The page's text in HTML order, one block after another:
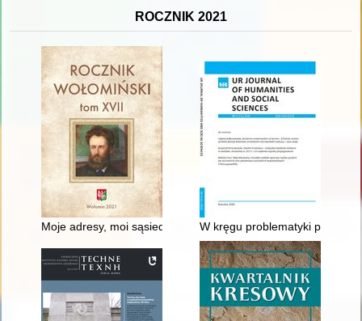
ROCZNIK 2021
Moje adresy, moi sąsiedzi W kręgu problematyki